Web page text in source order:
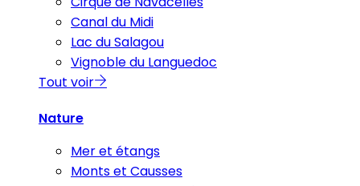
Canal du Midi
Lac du Salagou
Vignoble du Languedoc
Tout voir
Nature
Mer et étangs
Monts et Causses